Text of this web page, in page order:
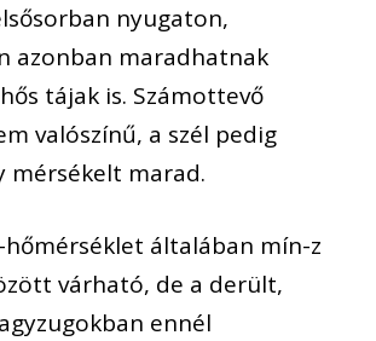
nyugaton,
azonban maradhatnak
tájak is. Számottevő
valószínű, a szél pedig
mérsékelt marad.
általában mín-z
várható, de a derült,
ennél